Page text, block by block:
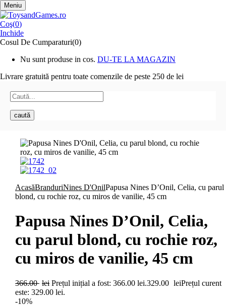
Meniu
Coş(0)
Inchide
Cosul De Cumparaturi(0)
Nu sunt produse in cos. DU-TE LA MAGAZIN
Livrare gratuită pentru toate comenzile de peste 250 de lei
caută
AcasăBranduriNines D'OnilPapusa Nines D’Onil, Celia, cu parul
blond, cu rochie roz, cu miros de vanilie, 45 cm
Papusa Nines D’Onil, Celia,
cu parul blond, cu rochie roz,
cu miros de vanilie, 45 cm
366.00 lei Prețul inițial a fost: 366.00 lei.329.00 leiPrețul curent
este: 329.00 lei.
-10%